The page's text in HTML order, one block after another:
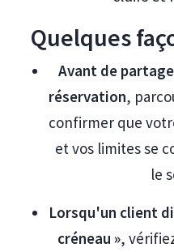
Quelques
Avant de
réservation,
confirmer que
et vos limites se
le
Lorsqu'un client
créneau »,